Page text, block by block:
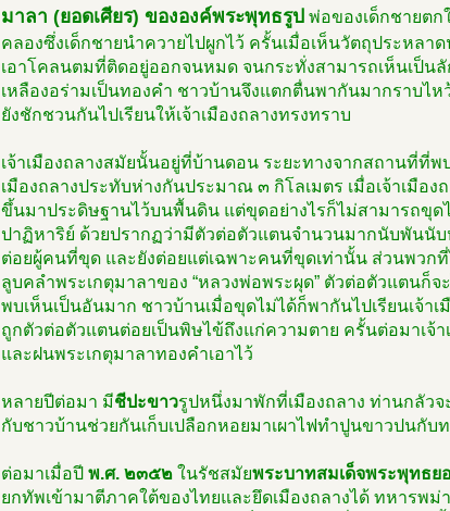
มาลา (ยอดเศียร) ขององค์พระพุทธรูป พ่อของเด็กชายตก
คลองซึ่งเด็กชายนำควายไปผูกไว้ ครั้นเมื่อเห็นวัตถุประหล
เอาโคลนตมที่ติดอยู่ออกจนหมด จนกระทั่งสามารถเห็นเป็น
เหลืองอร่ามเป็นทองคำ ชาวบ้านจึงแตกตื่นพากันมากราบไ
ยังชักชวนกันไปเรียนให้เจ้าเมืองถลางทรงทราบ
เจ้าเมืองถลางสมัยนั้นอยู่ที่บ้านดอน ระยะทางจากสถานที่ที่พ
เมืองถลางประทับห่างกันประมาณ ๓ กิโลเมตร เมื่อเจ้าเมือ
ขึ้นมาประดิษฐานไว้บนพื้นดิน แต่ขุดอย่างไรก็ไม่สามารถขุด
ปาฏิหาริย์ ด้วยปรากฏว่ามีตัวต่อตัวแตนจำนวนมากนับพันนั
ต่อยผู้คนที่ขุด และยังต่อยแต่เฉพาะคนที่ขุดเท่านั้น ส่วนพวกที่
ลูบคลำพระเกตุมาลาของ “หลวงพ่อพระผุด” ตัวต่อตัวแตนก็จ
พบเห็นเป็นอันมาก ชาวบ้านเมื่อขุดไม่ได้ก็พากันไปเรียนเจ้า
ถูกตัวต่อตัวแตนต่อยเป็นพิษไข้ถึงแก่ความตาย ครั้นต่อมาเจ้า
และฝนพระเกตุมาลาทองคำเอาไว้
หลายปีต่อมา มีชีปะขาวรูปหนึ่งมาพักที่เมืองถลาง ท่านกลัว
กับชาวบ้านช่วยกันเก็บเปลือกหอยมาเผาไฟทำปูนขาวปนกับ
ต่อมาเมื่อปี พ.ศ. ๒๓๕๒ ในรัชสมัยพระบาทสมเด็จพระพุทธ
ยกทัพเข้ามาตีภาคใต้ของไทยและยึดเมืองถลางได้ ทหารพม่